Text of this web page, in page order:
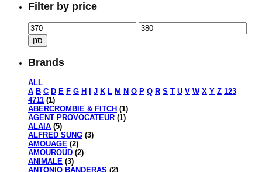
Filter by price
סנן
Brands
ALL
A B C D E F G H J K L M N O P Q R S T U V W X Y Z 123
4711 (1)
ABERCROMBIE & FITCH (1)
AGENT PROVOCATEUR (1)
ALAIA (5)
ALFRED SUNG (3)
AMOUAGE (2)
AMOUROUD (2)
ANIMALE (3)
ANTONIO BANDERAS (2)